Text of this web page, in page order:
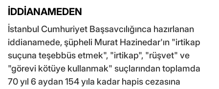
İDDİANAMEDEN
İstanbul Cumhuriyet Başsavcılığınca hazırlanan
iddianamede, şüpheli Murat Hazinedar'ın "irtikap
suçuna teşebbüs etmek", "irtikap", "rüşvet" ve
"görevi kötüye kullanmak" suçlarından toplamda
70 yıl 6 aydan 154 yıla kadar hapis cezasına